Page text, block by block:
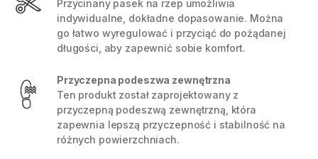
Przycinany pasek na rzep umożliwia
indywidualne, dokładne dopasowanie. Można
go łatwo wyregulować i przyciąć do pożądanej
długości, aby zapewnić sobie komfort.
Przyczepna podeszwa zewnętrzna
Ten produkt został zaprojektowany z
przyczepną podeszwą zewnętrzną, która
zapewnia lepszą przyczepność i stabilność na
różnych powierzchniach.